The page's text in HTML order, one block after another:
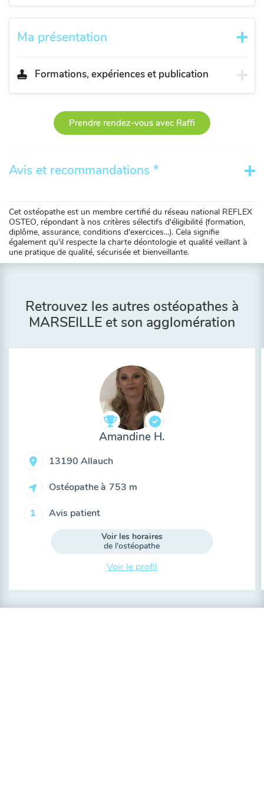
Ma présentation
Formations, expériences et publication
Prendre rendez-vous avec Raffi
Avis et recommandations *
Cet ostéopathe est un membre certifié du réseau national REFLEX
OSTEO, répondant à nos critères sélectifs d'éligibilité (formation,
diplôme, assurance, conditions d'exercices...). Cela signifie
également qu'il respecte la charte déontologie et qualité veillant à
une pratique de qualité, sécurisée et bienveillante.
Retrouvez les autres ostéopathes à
MARSEILLE et son agglomération
Amandine H.
13190 Allauch
Ostéopathe à 753 m
1 Avis patient
Voir les horaires
de l'ostéopathe
Voir le profil